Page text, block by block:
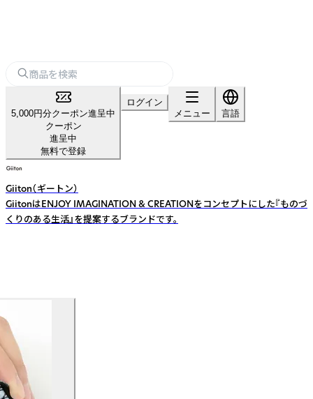
5,000円分クーポン進呈中
クーポン
進呈中
無料で登録
ログイン
メニュー
言語
Giiton（ギートン）
GiitonはENJOY IMAGINATION & CREATIONをコンセプトにした『ものづ
くりのある生活』を提案するブランドです。